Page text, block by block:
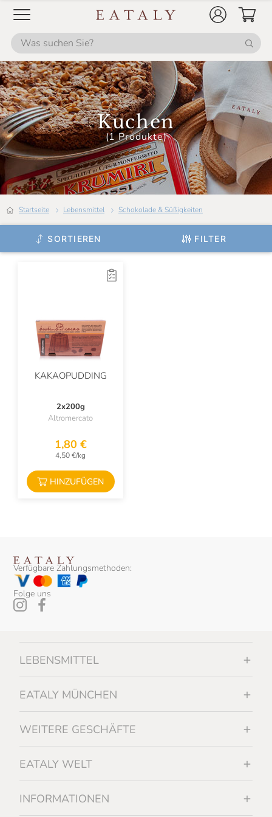
Kuchen
(1 Produkte)
Startseite Lebensmittel Schokolade & Süßigkeiten
SORTIEREN FILTER
KAKAOPUDDING
2x200g
Altromercato
1,80 €
4,50 €/kg
HINZUFÜGEN
Verfügbare Zahlungsmethoden:
Folge uns
LEBENSMITTEL
EATALY MÜNCHEN
WEITERE GESCHÄFTE
EATALY WELT
INFORMATIONEN